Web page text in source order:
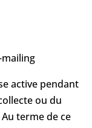
mailing
active pendant
ou du
terme de ce